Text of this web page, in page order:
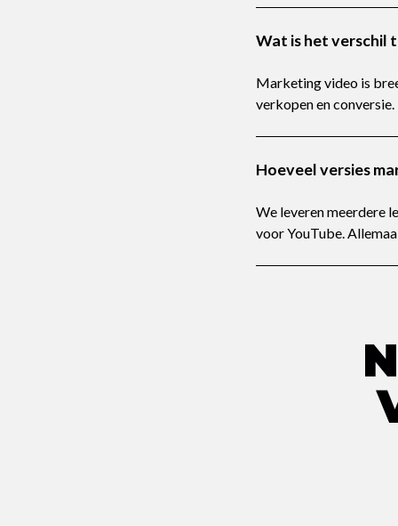
Wat is het verschil
Marketing video is
verkopen en conversie.
Hoeveel versies
We leveren meerdere
voor YouTube.